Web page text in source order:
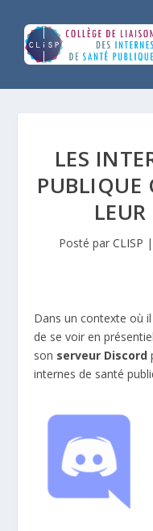
LES
PUBLIQUE
Posté par CLISP |
Dans un contexte où
de se voir en
son serveur Discord
internes de santé